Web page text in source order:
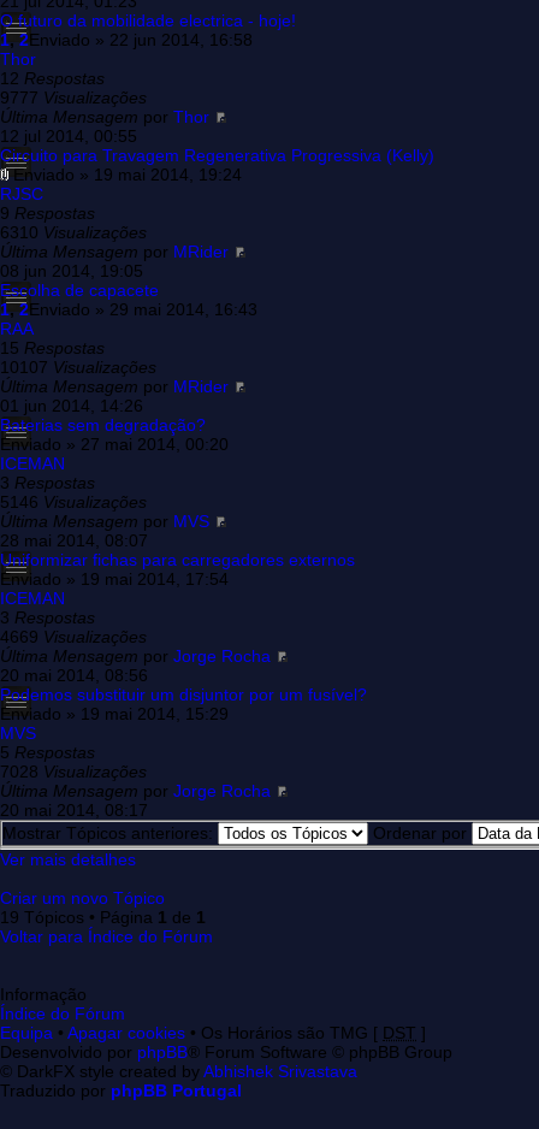
O futuro da mobilidade electrica - hoje!
1,2Enviado » 22 jun 2014, 16:58
Thor
12 Respostas
9777 Visualizações
Última Mensagem por Thor
12 jul 2014, 00:55
Circuito para Travagem Regenerativa Progressiva (Kelly)
Enviado » 19 mai 2014, 19:24
RJSC
9 Respostas
6310 Visualizações
Última Mensagem por MRider
08 jun 2014, 19:05
Escolha de capacete
1,2Enviado » 29 mai 2014, 16:43
RAA
15 Respostas
10107 Visualizações
Última Mensagem por MRider
01 jun 2014, 14:26
Baterias sem degradação?
Enviado » 27 mai 2014, 00:20
ICEMAN
3 Respostas
5146 Visualizações
Última Mensagem por MVS
28 mai 2014, 08:07
Uniformizar fichas para carregadores externos
Enviado » 19 mai 2014, 17:54
ICEMAN
3 Respostas
4669 Visualizações
Última Mensagem por Jorge Rocha
20 mai 2014, 08:56
Podemos substituir um disjuntor por um fusível?
Enviado » 19 mai 2014, 15:29
MVS
5 Respostas
7028 Visualizações
Última Mensagem por Jorge Rocha
20 mai 2014, 08:17
Mostrar Tópicos anteriores:
Ordenar por
Ver mais detalhes
Criar um novo Tópico
19 Tópicos • Página 1 de 1
Voltar para Índice do Fórum
Informação
Índice do Fórum
Equipa • Apagar cookies • Os Horários são TMG [ DST ]
Desenvolvido por phpBB® Forum Software © phpBB Group
© DarkFX style created byAbhishek Srivastava
Traduzido por phpBB Portugal